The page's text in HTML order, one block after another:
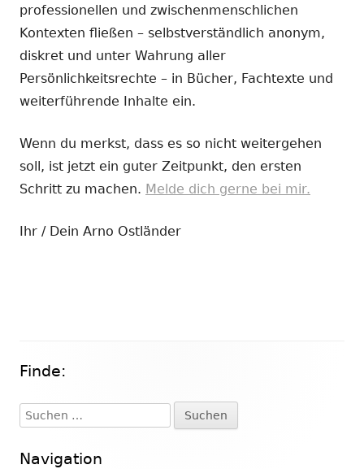
neuem
Fenster
öffnen
professionellen und zwischenmenschlichen
Kontexten fließen – selbstverständlich anonym,
diskret und unter Wahrung aller
Persönlichkeitsrechte – in Bücher, Fachtexte und
weiterführende Inhalte ein.
Wenn du merkst, dass es so nicht weitergehen
soll, ist jetzt ein guter Zeitpunkt, den ersten
Schritt zu machen. Melde dich gerne bei mir.
Ihr / Dein Arno Ostländer
Haupt-
Seitenleiste
Finde:
Suchen
nach:
Navigation